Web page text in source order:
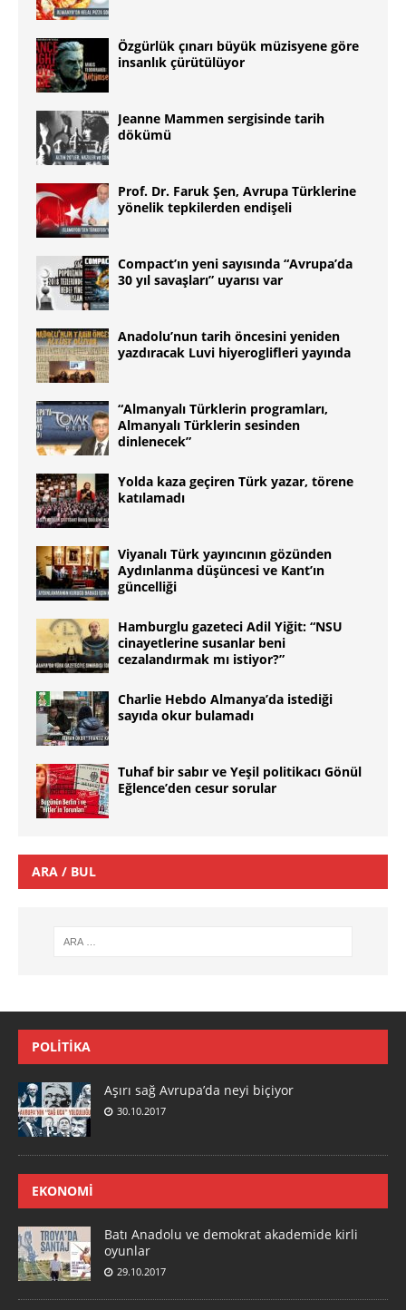
Özgürlük çınarı büyük müzisyene göre
insanlık çürütülüyor
Jeanne Mammen sergisinde tarih
dökümü
Prof. Dr. Faruk Şen, Avrupa Türklerine
yönelik tepkilerden endişeli
Compact’ın yeni sayısında “Avrupa’da
30 yıl savaşları” uyarısı var
Anadolu’nun tarih öncesini yeniden
yazdıracak Luvi hiyeroglifleri yayında
“Almanyalı Türklerin programları,
Almanyalı Türklerin sesinden
dinlenecek”
Yolda kaza geçiren Türk yazar, törene
katılamadı
Viyanalı Türk yayıncının gözünden
Aydınlanma düşüncesi ve Kant’ın
güncelliği
Hamburglu gazeteci Adil Yiğit: “NSU
cinayetlerine susanlar beni
cezalandırmak mı istiyor?”
Charlie Hebdo Almanya’da istediği
sayıda okur bulamadı
Tuhaf bir sabır ve Yeşil politikacı Gönül
Eğlence’den cesur sorular
ARA / BUL
POLITIKA
Aşırı sağ Avrupa’da neyi biçiyor
30.10.2017
EKONOMI
Batı Anadolu ve demokrat akademide kirli
oyunlar
29.10.2017